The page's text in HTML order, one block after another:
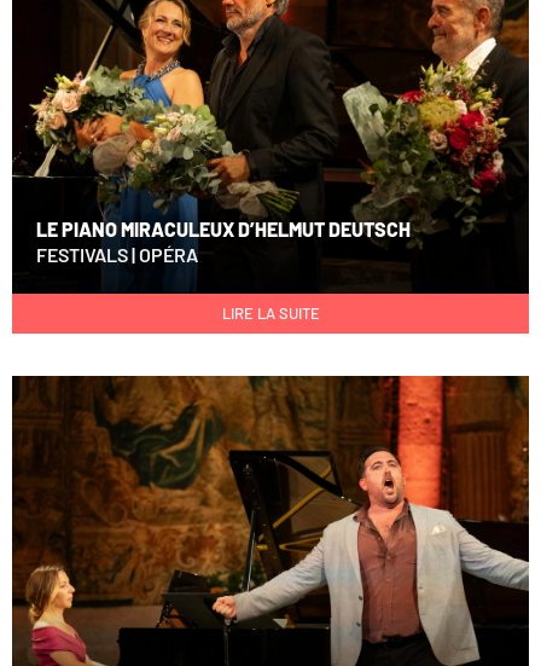
LE PIANO MIRACULEUX D’HELMUT DEUTSCH
FESTIVALS|OPÉRA
LIRE LA SUITE